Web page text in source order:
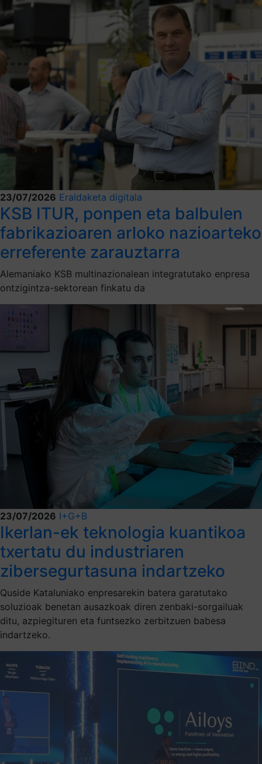
23/07/2026 Eraldaketa digitala
KSB ITUR, ponpen eta balbulen
fabrikazioaren arloko nazioarteko
erreferente zarauztarra
Alemaniako KSB multinazionalean integratutako enpresa
ontzigintza-sektorean finkatu da
23/07/2026 I+G+B
Ikerlan-ek teknologia kuantikoa
txertatu du industriaren
zibersegurtasuna indartzeko
Quside Kataluniako enpresarekin batera garatutako
soluzioak benetan ausazkoak diren zenbaki-sorgailuak
ditu, azpiegituren eta funtsezko zerbitzuen babesa
indartzeko.